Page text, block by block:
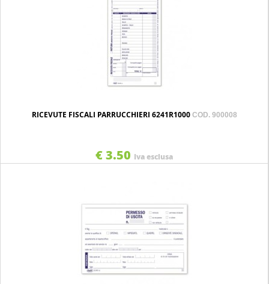
RICEVUTE FISCALI PARRUCCHIERI 6241R1000 COD. 900008
€ 3.50 Iva esclusa